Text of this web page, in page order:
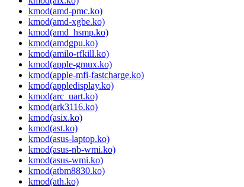
kmod(amd-pmc.ko)
kmod(amd-xgbe.ko)
kmod(amd_hsmp.ko)
kmod(amdgpu.ko)
kmod(amilo-rfkill.ko)
kmod(apple-gmux.ko)
kmod(apple-mfi-fastcharge.ko)
kmod(appledisplay.ko)
kmod(arc_uart.ko)
kmod(ark3116.ko)
kmod(asix.ko)
kmod(ast.ko)
kmod(asus-laptop.ko)
kmod(asus-nb-wmi.ko)
kmod(asus-wmi.ko)
kmod(atbm8830.ko)
kmod(ath.ko)